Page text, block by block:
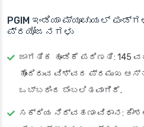
PGIM ಇಂಡಿಯಾ ಮ್ಯೂಚುಯಲ್
ಪ್ರಯೋಜನಗಳು
ಜಾಗತಿಕ ಹೂಡಿಕೆ ಪರಿಣತಿ: 145
ಹೊಂದಿರುವ ವಿಶ್ವದ ಪ್ರಮುಖ
ಒಬ್ಬರಿಂದ ಬೆಂಬಲಿತವಾಗಿದೆ.
ಸಕ್ರಿಯ ನಿರ್ವಹಣಾ ವಿಧಾನ: